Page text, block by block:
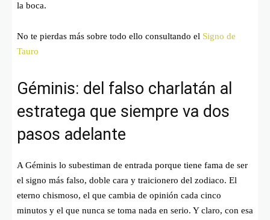
la boca.
No te pierdas más sobre todo ello consultando el Signo de
Tauro
Géminis: del falso charlatán al
estratega que siempre va dos
pasos adelante
A Géminis lo subestiman de entrada porque tiene fama de ser
el signo más falso, doble cara y traicionero del zodiaco. El
eterno chismoso, el que cambia de opinión cada cinco
minutos y el que nunca se toma nada en serio. Y claro, con esa